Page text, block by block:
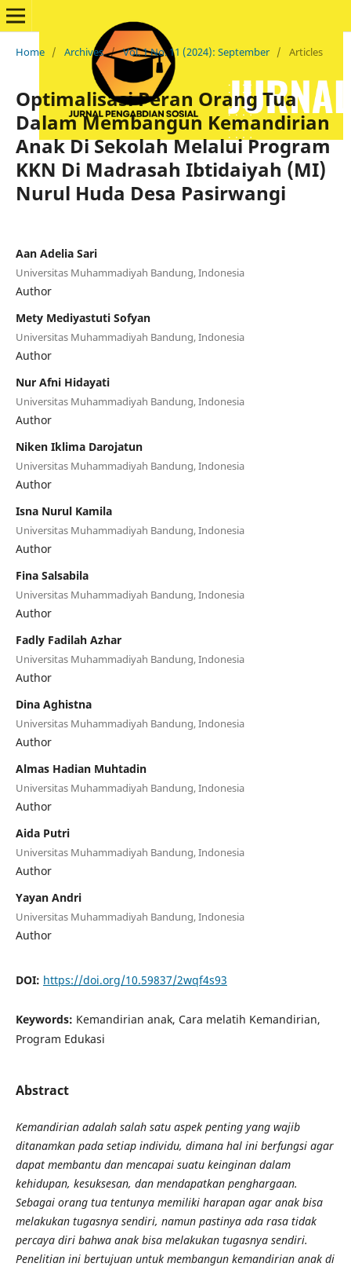
Home / Archives / Vol. 1 No. 11 (2024): September / Articles
Optimalisasi Peran Orang Tua
Dalam Membangun Kemandirian
Anak Di Sekolah Melalui Program
KKN Di Madrasah Ibtidaiyah (MI)
Nurul Huda Desa Pasirwangi
Aan Adelia Sari
Universitas Muhammadiyah Bandung, Indonesia
Author
Mety Mediyastuti Sofyan
Universitas Muhammadiyah Bandung, Indonesia
Author
Nur Afni Hidayati
Universitas Muhammadiyah Bandung, Indonesia
Author
Niken Iklima Darojatun
Universitas Muhammadiyah Bandung, Indonesia
Author
Isna Nurul Kamila
Universitas Muhammadiyah Bandung, Indonesia
Author
Fina Salsabila
Universitas Muhammadiyah Bandung, Indonesia
Author
Fadly Fadilah Azhar
Universitas Muhammadiyah Bandung, Indonesia
Author
Dina Aghistna
Universitas Muhammadiyah Bandung, Indonesia
Author
Almas Hadian Muhtadin
Universitas Muhammadiyah Bandung, Indonesia
Author
Aida Putri
Universitas Muhammadiyah Bandung, Indonesia
Author
Yayan Andri
Universitas Muhammadiyah Bandung, Indonesia
Author
DOI: https://doi.org/10.59837/2wqf4s93
Keywords: Kemandirian anak, Cara melatih Kemandirian,
Program Edukasi
Abstract
Kemandirian adalah salah satu aspek penting yang wajib
ditanamkan pada setiap individu, dimana hal ini berfungsi agar
dapat membantu dan mencapai suatu keinginan dalam
kehidupan, kesuksesan, dan mendapatkan penghargaan.
Sebagai orang tua tentunya memiliki harapan agar anak bisa
melakukan tugasnya sendiri, namun pastinya ada rasa tidak
percaya diri bahwa anak bisa melakukan tugasnya sendiri.
Penelitian ini bertujuan untuk membangun kemandirian anak di